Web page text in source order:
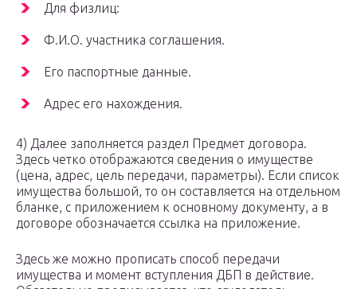
Для физлиц:
Ф.И.О. участника соглашения.
Его паспортные данные.
Адрес его нахождения.
4) Далее заполняется раздел Предмет договора.
Здесь четко отображаются сведения о имуществе
(цена, адрес, цель передачи, параметры). Если список
имущества большой, то он составляется на отдельном
бланке, с приложением к основному документу, а в
договоре обозначается ссылка на приложение.
Здесь же можно прописать способ передачи
имущества и момент вступления ДБП в действие.